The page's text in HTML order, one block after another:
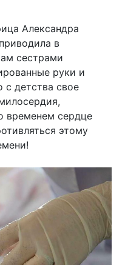
Александра
в
сестрами
руки и
с детства свое
временем сердце
этому